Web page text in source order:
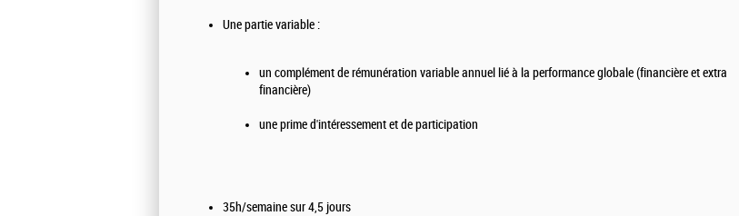
Une partie variable :
un complément de rémunération variable annuel lié à la performance globale (financière et extra
financière)
une prime d'intéressement et de participation
35h/semaine sur 4,5 jours